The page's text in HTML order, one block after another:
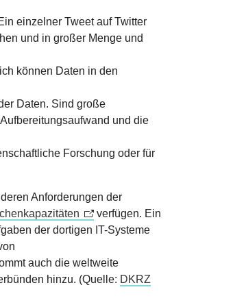
einzelner Tweet auf Twitter
und in großer Menge und
können Daten in den
Daten. Sind große
und die
Forschung oder für
Anforderungen der
verfügen. Ein
der dortigen IT-Systeme
auch die weltweite
hinzu. (Quelle: DKRZ